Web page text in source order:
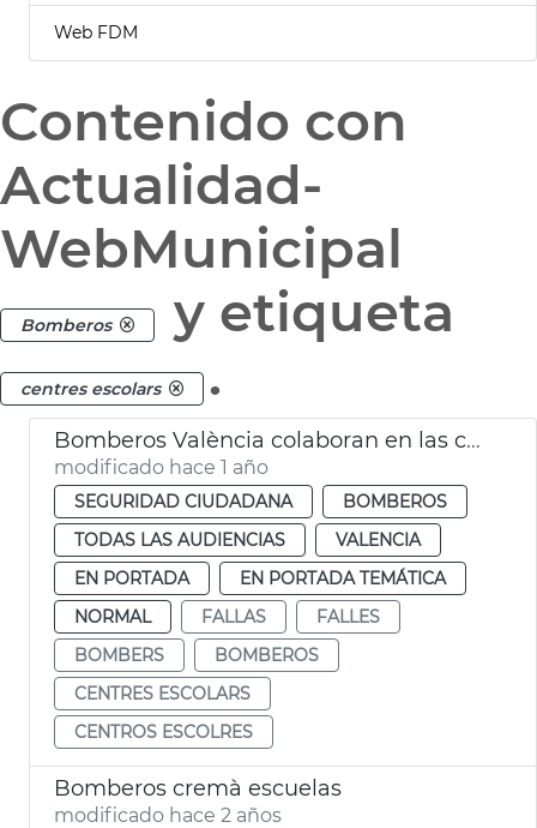
Web FDM
Contenido con
Actualidad-
WebMunicipal
Bomberos y etiqueta
centres escolars .
Bomberos València colaboran en las cremàs escolares
modificado hace 1 año
SEGURIDAD CIUDADANA
BOMBEROS
TODAS LAS AUDIENCIAS
VALENCIA
EN PORTADA
EN PORTADA TEMÁTICA
NORMAL
FALLAS
FALLES
BOMBERS
BOMBEROS
CENTRES ESCOLARS
CENTROS ESCOLRES
Bomberos cremà escuelas
modificado hace 2 años